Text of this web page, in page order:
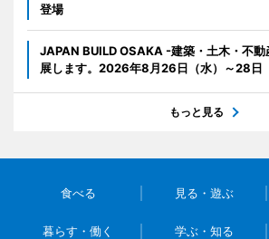
登場
JAPAN BUILD OSAKA -建築・土木・不
展します。2026年8月26日（水）～28日
もっと見る
食べる 見る・遊ぶ
暮らす・働く 学ぶ・知る